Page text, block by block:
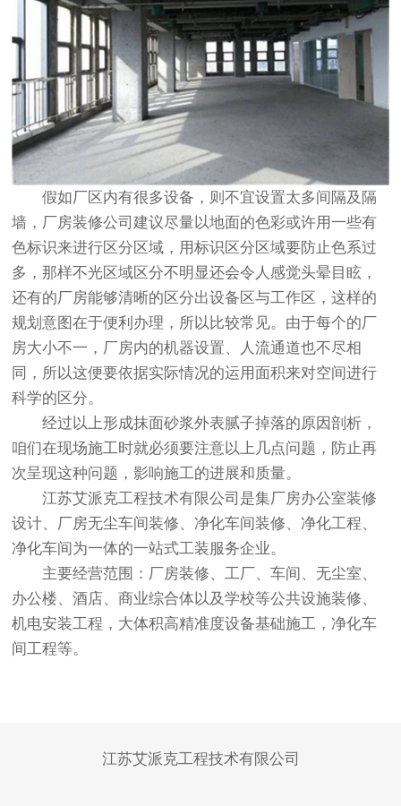
假如厂区内有很多设备，则不宜设置太多间隔及隔
墙，厂房装修公司建议尽量以地面的色彩或许用一些有
色标识来进行区分区域，用标识区分区域要防止色系过
多，那样不光区域区分不明显还会令人感觉头晕目眩，
还有的厂房能够清晰的区分出设备区与工作区，这样的
规划意图在于便利办理，所以比较常见。由于每个的厂
房大小不一，厂房内的机器设置、人流通道也不尽相
同，所以这便要依据实际情况的运用面积来对空间进行
科学的区分。
经过以上形成抹面砂浆外表腻子掉落的原因剖析，
咱们在现场施工时就必须要注意以上几点问题，防止再
次呈现这种问题，影响施工的进展和质量。
江苏艾派克工程技术有限公司是集厂房办公室装修
设计、厂房无尘车间装修、净化车间装修、净化工程、
净化车间为一体的一站式工装服务企业。
主要经营范围：厂房装修、工厂、车间、无尘室、
办公楼、酒店、商业综合体以及学校等公共设施装修、
机电安装工程，大体积高精准度设备基础施工，净化车
间工程等。
江苏艾派克工程技术有限公司